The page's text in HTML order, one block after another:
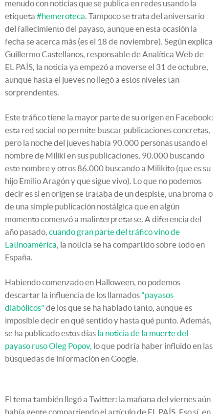
menudo con noticias que se publica en redes usando la
etiqueta #hemeroteca . Tampoco se trata del aniversario
del fallecimiento del payaso, aunque en esta ocasión la
fecha se acerca más (es el 18 de noviembre). Según explica
Guillermo Castellanos, responsable de Analítica Web de
EL PAÍS, la noticia ya empezó a moverse el 31 de octubre,
aunque hasta el jueves no llegó a estos niveles tan
sorprendentes.
Este tráfico tiene la mayor parte de su origen en Facebook:
esta red social no permite buscar publicaciones concretas,
pero la noche del jueves había 90.000 personas usando el
nombre de Miliki en sus publicaciones, 90.000 buscando
este nombre y otros 86.000 buscando a Milikito (que es su
hijo Emilio Aragón y que sigue vivo). Lo que no podemos
decir es si en origen se trataba de un despiste, una broma o
de una simple publicación nostálgica que en algún
momento comenzó a malinterpretarse. A diferencia del
año pasado, cuando gran parte del tráfico vino de
Latinoamérica , la noticia se ha compartido sobre todo en
España.
Habiendo comenzado en Halloween, no podemos
descartar la influencia de los llamados "payasos
diabólicos" de los que se ha hablado tanto, aunque es
imposible decir en qué sentido y hasta qué punto. Además,
se ha publicado estos días la noticia de la muerte del
payaso ruso Oleg Popov, lo que podría haber influido en las
búsquedas de información en Google.
El tema también llegó a Twitter: la mañana del viernes aún
había gente compartiendo el artículo de EL PAÍS. Eso sí, en